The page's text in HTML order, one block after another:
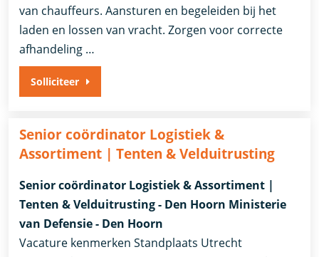
van chauffeurs. Aansturen en begeleiden bij het
laden en lossen van vracht. Zorgen voor correcte
afhandeling …
Solliciteer
Senior coördinator Logistiek &
Assortiment | Tenten & Velduitrusting
Senior coördinator Logistiek & Assortiment |
Tenten & Velduitrusting - Den Hoorn Ministerie
van Defensie - Den Hoorn
Vacature kenmerken Standplaats Utrecht